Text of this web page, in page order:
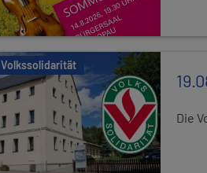
Volkssolidarität
Die